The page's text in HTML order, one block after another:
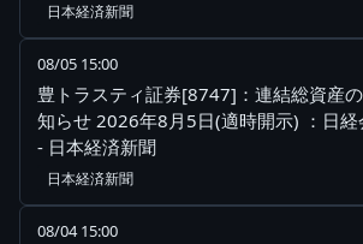
日本経済新聞
08/05 15:00
豊トラスティ証券[8747]：連結総資産
知らせ 2026年8月5日(適時開示) ：日経
- 日本経済新聞
日本経済新聞
08/04 15:00